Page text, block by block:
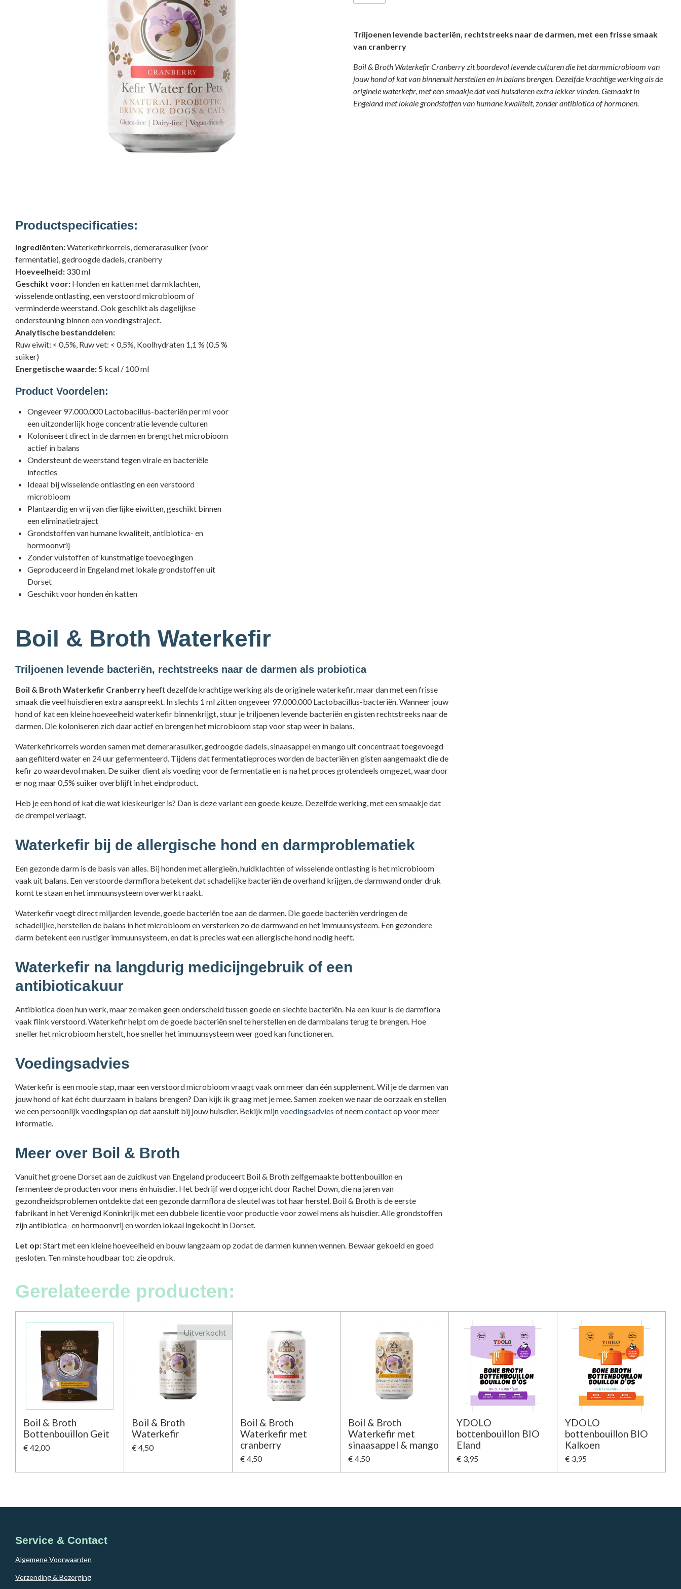
Triljoenen levende bacteriën, rechtstreeks naar de darmen, met een frisse smaak
van cranberry
Boil & Broth Waterkefir Cranberry zit boordevol levende culturen die het darmmicrobioom van
jouw hond of kat van binnenuit herstellen en in balans brengen. Dezelfde krachtige werking als de
originele waterkefir, met een smaakje dat veel huisdieren extra lekker vinden. Gemaakt in
Engeland met lokale grondstoffen van humane kwaliteit, zonder antibiotica of hormonen.
Productspecificaties:
Ingrediënten:Waterkefirkorrels, demerarasuiker (voor
fermentatie), gedroogde dadels, cranberry
Hoeveelheid: 330 ml
Geschikt voor: Honden en katten met darmklachten,
wisselende ontlasting, een verstoord microbioom of
verminderde weerstand. Ook geschikt als dagelijkse
ondersteuning binnen een voedingstraject.
Analytische bestanddelen:
Ruw eiwit: < 0,5%, Ruw vet: < 0,5%, Koolhydraten 1,1 % (0,5 %
suiker)
Energetische waarde: 5 kcal / 100 ml
Product Voordelen:
Ongeveer 97.000.000 Lactobacillus-bacteriën per ml voor
een uitzonderlijk hoge concentratie levende culturen
Koloniseert direct in de darmen en brengt het microbioom
actief in balans
Ondersteunt de weerstand tegen virale en bacteriële
infecties
Ideaal bij wisselende ontlasting en een verstoord
microbioom
Plantaardig en vrij van dierlijke eiwitten, geschikt binnen
een eliminatietraject
Grondstoffen van humane kwaliteit, antibiotica- en
hormoonvrij
Zonder vulstoffen of kunstmatige toevoegingen
Geproduceerd in Engeland met lokale grondstoffen uit
Dorset
Geschikt voor honden én katten
Boil & Broth Waterkefir
Triljoenen levende bacteriën, rechtstreeks naar de darmen als probiotica
Boil & Broth Waterkefir Cranberryheeft dezelfde krachtige werking als de originele waterkefir, maar dan met een frisse
smaak die veel huisdieren extra aanspreekt. In slechts 1 ml zitten ongeveer 97.000.000 Lactobacillus-bacteriën. Wanneer jouw
hond of kat een kleine hoeveelheid waterkefir binnenkrijgt, stuur je triljoenen levende bacteriën en gisten rechtstreeks naar de
darmen. Die koloniseren zich daar actief en brengen het microbioom stap voor stap weer in balans.
Waterkefirkorrels worden samen met demerarasuiker, gedroogde dadels, sinaasappel en mango uit concentraat toegevoegd
aan gefilterd water en 24 uur gefermenteerd. Tijdens dat fermentatieproces worden de bacteriën en gisten aangemaakt die de
kefir zo waardevol maken. De suiker dient als voeding voor de fermentatie en is na het proces grotendeels omgezet, waardoor
er nog maar 0,5% suiker overblijft in het eindproduct.
Heb je een hond of kat die wat kieskeuriger is? Dan is deze variant een goede keuze. Dezelfde werking, met een smaakje dat
de drempel verlaagt.
Waterkefir bij de allergische hond en darmproblematiek
Een gezonde darm is de basis van alles. Bij honden met allergieën, huidklachten of wisselende ontlasting is het microbioom
vaak uit balans. Een verstoorde darmflora betekent dat schadelijke bacteriën de overhand krijgen, de darmwand onder druk
komt te staan en het immuunsysteem overwerkt raakt.
Waterkefir voegt direct miljarden levende, goede bacteriën toe aan de darmen. Die goede bacteriën verdringen de
schadelijke, herstellen de balans in het microbioom en versterken zo de darmwand en het immuunsysteem. Een gezondere
darm betekent een rustiger immuunsysteem, en dat is precies wat een allergische hond nodig heeft.
Waterkefir na langdurig medicijngebruik of een
antibioticakuur
Antibiotica doen hun werk, maar ze maken geen onderscheid tussen goede en slechte bacteriën. Na een kuur is de darmflora
vaak flink verstoord. Waterkefir helpt om de goede bacteriën snel te herstellen en de darmbalans terug te brengen. Hoe
sneller het microbioom herstelt, hoe sneller het immuunsysteem weer goed kan functioneren.
Voedingsadvies
Waterkefir is een mooie stap, maar een verstoord microbioom vraagt vaak om meer dan één supplement. Wil je de darmen van
jouw hond of kat écht duurzaam in balans brengen? Dan kijk ik graag met je mee. Samen zoeken we naar de oorzaak en stellen
we een persoonlijk voedingsplan op dat aansluit bij jouw huisdier. Bekijk mijnvoedingsadvies of neemcontactop voor meer
informatie.
Meer over Boil & Broth
Vanuit het groene Dorset aan de zuidkust van Engeland produceert Boil & Broth zelfgemaakte bottenbouillon en
fermenteerde producten voor mens én huisdier. Het bedrijf werd opgericht door Rachel Down, die na jaren van
gezondheidsproblemen ontdekte dat een gezonde darmflora de sleutel was tot haar herstel. Boil & Broth is de eerste
fabrikant in het Verenigd Koninkrijk met een dubbele licentie voor productie voor zowel mens als huisdier. Alle grondstoffen
zijn antibiotica- en hormoonvrij en worden lokaal ingekocht in Dorset.
Let op:Start met een kleine hoeveelheid en bouw langzaam op zodat de darmen kunnen wennen. Bewaar gekoeld en goed
gesloten. Ten minste houdbaar tot: zie opdruk.
Gerelateerde producten:
Boil & Broth
Bottenbouillon Geit
€ 42,00
Uitverkocht
Boil & Broth
Waterkefir
€ 4,50
Boil & Broth
Waterkefir met
cranberry
€ 4,50
Boil & Broth
Waterkefir met
sinaasappel & mango
€ 4,50
YDOLO
bottenbouillon BIO
Eland
€ 3,95
YDOLO
bottenbouillon BIO
Kalkoen
€ 3,95
Service & Contact
Algemene Voorwaarden
Verzending & Bezorging